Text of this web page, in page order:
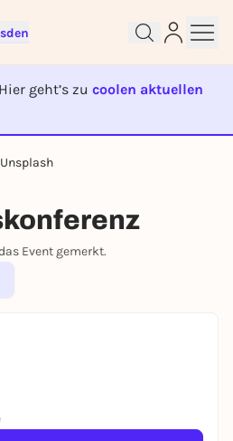
geht’s zu coolen aktuellen
BEENDET
Event gemerkt.
and get started
away
pages, or participate in
Rausgegangen account.
FOR FREE NOW
an account?